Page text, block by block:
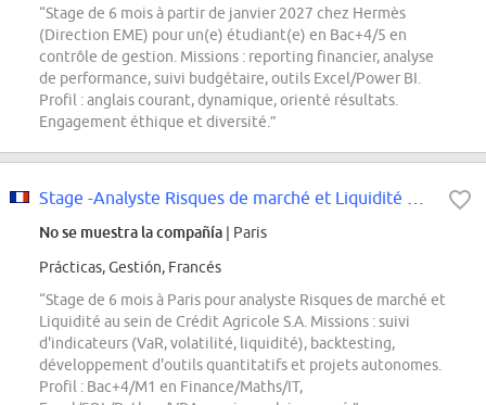
“Stage de 6 mois à partir de janvier 2027 chez Hermès
(Direction EME) pour un(e) étudiant(e) en Bac+4/5 en
contrôle de gestion. Missions : reporting financier, analyse
de performance, suivi budgétaire, outils Excel/Power BI.
Profil : anglais courant, dynamique, orienté résultats.
Engagement éthique et diversité.”
No se muestra la compañía | Paris
Prácticas, Gestión, Francés
“Stage de 6 mois à Paris pour analyste Risques de marché et
Liquidité au sein de Crédit Agricole S.A. Missions : suivi
d'indicateurs (VaR, volatilité, liquidité), backtesting,
développement d'outils quantitatifs et projets autonomes.
Profil : Bac+4/M1 en Finance/Maths/IT,